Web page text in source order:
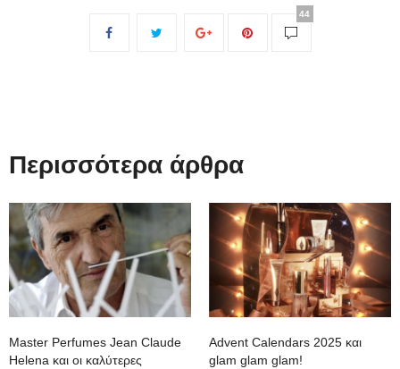
44
Περισσότερα άρθρα
Master Perfumes Jean Claude
Helena και οι καλύτερες
Advent Calendars 2025 και
glam glam glam!